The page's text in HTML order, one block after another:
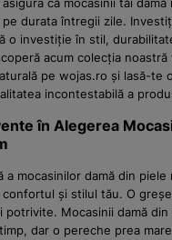
durata întregii zile.
o investiție în stil,
acum colecția noastră
pe wojas.ro și lasă-te
incontestabilă a
în Alegerea
a mocasinilor damă din piele
și stilul tău. O
potrivite. Mocasinii damă
dar o pereche prea mare